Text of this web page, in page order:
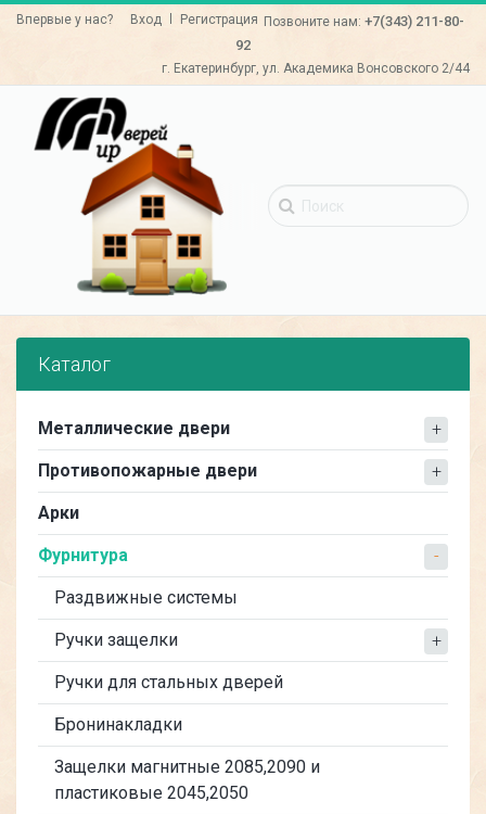
Перейти
Впервые у нас? Вход Регистрация Позвоните нам: +7(343) 211-80-
92
г. Екатеринбург, ул. Академика Вонсовского 2/44
Каталог
Металлические двери
Противопожарные двери
Арки
Фурнитура
Раздвижные системы
Ручки защелки
Ручки для стальных дверей
Бронинакладки
Защелки магнитные 2085,2090 и
пластиковые 2045,2050